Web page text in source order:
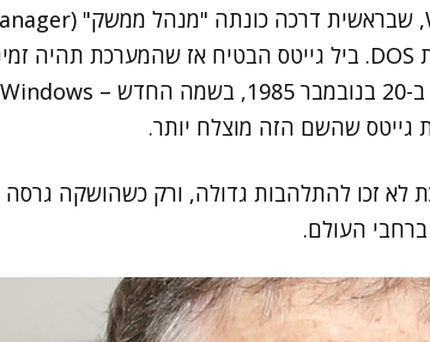
גייטס שהשם הזה מוצלח יותר.
העולם.